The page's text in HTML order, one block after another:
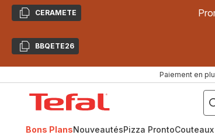
CopierCERAMETE
CopierBBQETE26
Paiement en
Bons PlansNouveautésPizza Pronto